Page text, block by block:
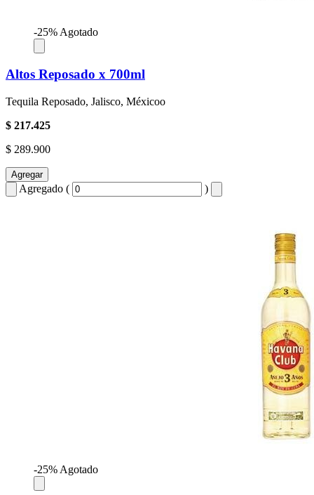
-25%Agotado
Altos Reposado x 700ml
Tequila Reposado, Jalisco, Méxicoo
$ 217.425
$ 289.900
Agregar
Agregado ( )
-25% Agotado